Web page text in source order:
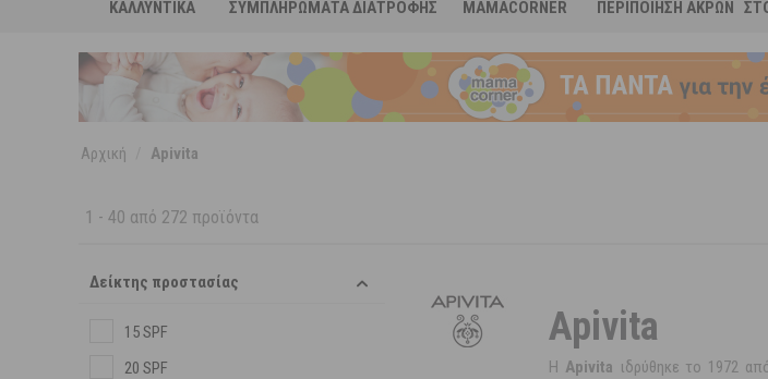
ΚΑΛΛΥΝΤΙΚΆ ΣΥΜΠΛΗΡΏΜΑΤΑ ΔΙΑΤΡΟΦΉΣ MAMACORNER ΠΕΡΙΠΟΊΗΣΗ ΆΚΡΩΝ
Αρχική Apivita
1 - 40 από 272 προϊόντα
Δείκτης προστασίας
15 SPF
20 SPF
Apivita
Η Apivita ιδρύθηκε το 1972